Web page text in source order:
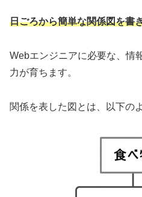
日ごろから簡単な関係図を書
Webエンジニアに必要な、情
力が育ちます。
関係を表した図とは、以下の